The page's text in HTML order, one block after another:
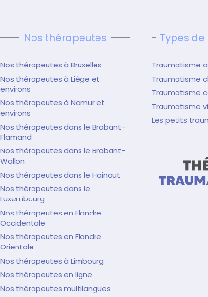
Nos thérapeutes
Nos thérapeutes à Bruxelles
Nos thérapeutes à Liège et
environs
Nos thérapeutes à Namur et
environs
Nos thérapeutes dans le Brabant-
Flamand
Nos thérapeutes dans le Brabant-
Wallon
Nos thérapeutes dans le Hainaut
Nos thérapeutes dans le
Luxembourg
Nos thérapeutes en Flandre
Occidentale
Nos thérapeutes en Flandre
Orientale
Nos thérapeutes à Limbourg
Nos thérapeutes en ligne
Nos thérapeutes multilangues
Types
Traumatisme
Traumatisme
Traumatisme
Traumatisme
Les petits